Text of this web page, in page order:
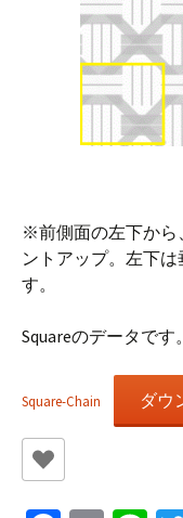
※前側面の左下から
ントアップ。左下
す。
Squareのデータです。
Square-Chain ダウ